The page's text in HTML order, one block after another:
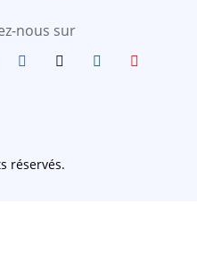
nous sur
réservés.